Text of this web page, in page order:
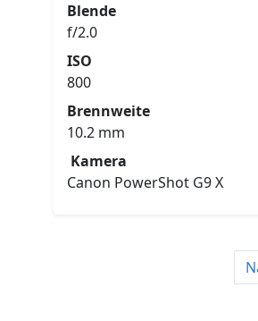
Blende
f/2.0
ISO
800
Brennweite
10.2 mm
Kamera
Canon PowerShot G9 X